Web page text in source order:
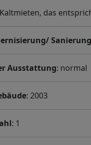
das
Sanierung
Ausstattung: normal
: 2003
: 1